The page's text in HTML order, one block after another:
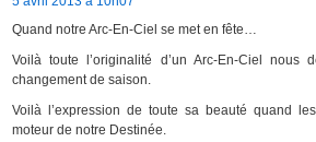
Quand notre Arc-En-Ciel se met en fête…
Voilà toute l’originalité d’un Arc-En-Ciel nous
changement de saison.
Voilà l’expression de toute sa beauté quand
moteur de notre Destinée.